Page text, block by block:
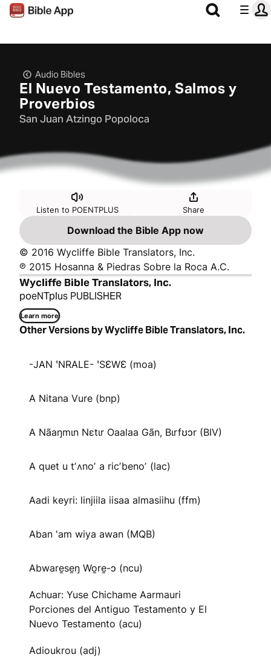
Audio Bibles
El Nuevo Testamento, Salmos y
Proverbios
San Juan Atzingo Popoloca
Listen to POENTPLUS Share
Download the Bible App now
© 2016 Wycliffe Bible Translators, Inc.
℗ 2015 Hosanna & Piedras Sobre la Roca A.C.
Wycliffe Bible Translators, Inc.
poeNTplus PUBLISHER
Learn more
Other Versions by Wycliffe Bible Translators, Inc.
-JAN ꞌNRALE- ꞌSƐWƐ (moa)
A Nitana Vure (bnp)
A Nãaŋmɩn Nɛtɩr Oaalaa Gãn, Bɩrfʊɔr (BIV)
A quet u tʼʌnoʼ a ricʼbenoʼ (lac)
Aadi keyri: linjiila iisaa almasiihu (ffm)
Aban 'am wiya awan (MQB)
Abware̱se̱ŋ Wo̱re̱-ɔ (ncu)
Achuar: Yuse Chichame Aarmauri
Porciones del Antiguo Testamento y El
Nuevo Testamento (acu)
Adioukrou (adj)